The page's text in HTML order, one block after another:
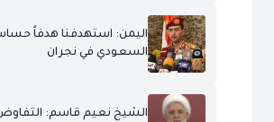
اليمن: استهدفنا هدفاً
السعودي في نجران
الشيخ نعيم قاسم: